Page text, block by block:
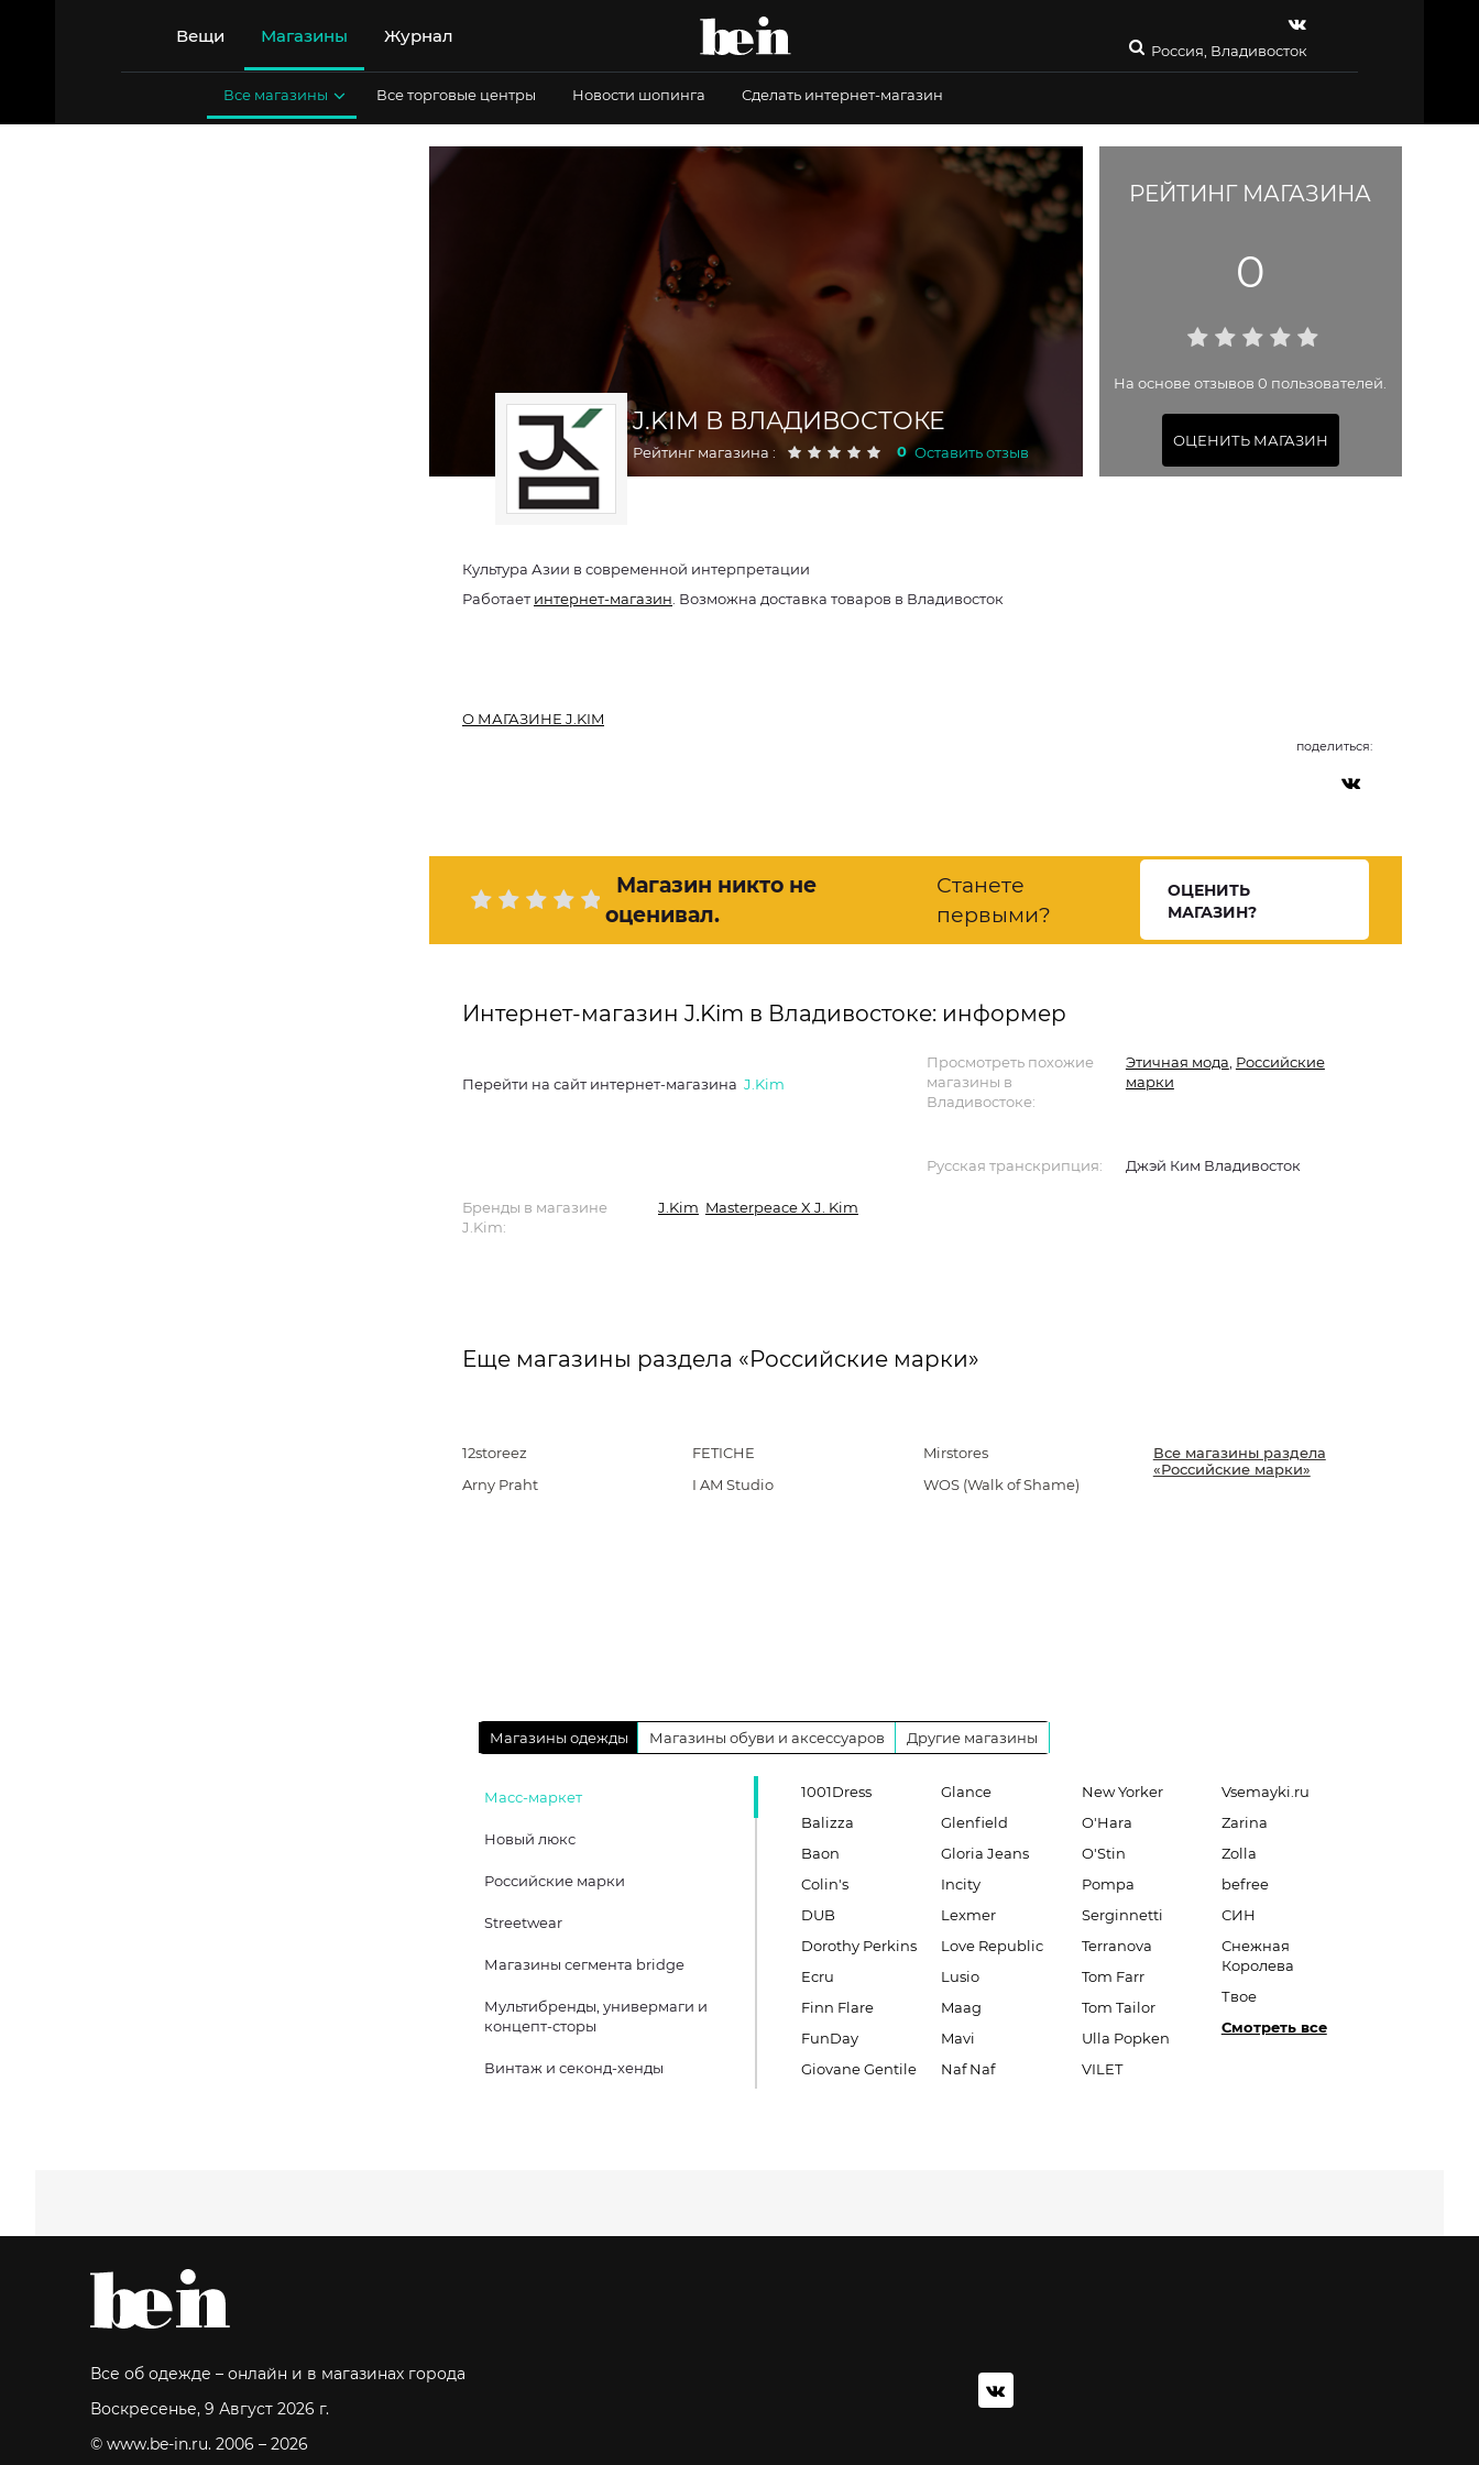
Вещи Магазины Журнал
Россия, Владивосток
Все магазины Все торговые центры Новости шопинга Сделать интернет-магазин
J.KIM В ВЛАДИВОСТОКЕ
Рейтинг магазина : 0 Оставить отзыв
РЕЙТИНГ МАГАЗИНА
0
На основе отзывов 0 пользователей.
ОЦЕНИТЬ МАГАЗИН
Культура Азии в современной интерпретации
Работаетинтернет-магазин . Возможна доставка товаров в Владивосток
О МАГАЗИНЕ J.KIM
поделиться:
Магазин никто не
оценивал.
Станете
первыми?
ОЦЕНИТЬ
МАГАЗИН?
Интернет-магазин J.Kim в Владивостоке: информер
Перейти на сайт интернет-магазина J.Kim
Просмотреть похожие
магазины в
Владивостоке:
Этичная мода Российские
марки
Русская транскрипция: Джэй Ким Владивосток
Бренды в магазине
J.Kim:
J.Kim Masterpeace X J. Kim
Еще магазины раздела «Российские марки»
12storeez
Arny Praht
FETICHE
I AM Studio
Mirstores
WOS (Walk of Shame)
Все магазины раздела
«Российские марки»
Магазины одежды Магазины обуви и аксессуаров Другие магазины
Масс-маркет
Новый люкс
Российские марки
Streetwear
Магазины сегмента bridge
Мультибренды, универмаги и
концепт-сторы
Винтаж и секонд-хенды
1001Dress
Balizza
Baon
Colin's
DUB
Dorothy Perkins
Ecru
Finn Flare
FunDay
Giovane Gentile
Glance
Glenfield
Gloria Jeans
Incity
Lexmer
Love Republic
Lusio
Maag
Mavi
Naf Naf
New Yorker
O'Hara
O'Stin
Pompa
Serginnetti
Terranova
Tom Farr
Tom Tailor
Ulla Popken
VILET
Vsemayki.ru
Zarina
Zolla
befree
СИН
Снежная
Королева
Твое
Смотреть все
Все об одежде – онлайн и в магазинах города
Воскресенье, 9 Август 2026 г.
© www.be-in.ru. 2006 – 2026